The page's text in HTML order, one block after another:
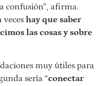
confusión”, afirma.
veces hay que saber
las cosas y sobre
muy útiles para
sería “conectar